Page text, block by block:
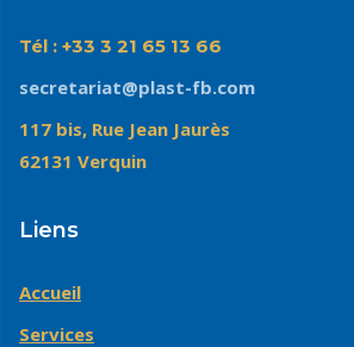
Tél : +33 3 21 65 13 66
secretariat@plast-fb.com
117 bis, Rue Jean Jaurès
62131 Verquin
Liens
Accueil
Services